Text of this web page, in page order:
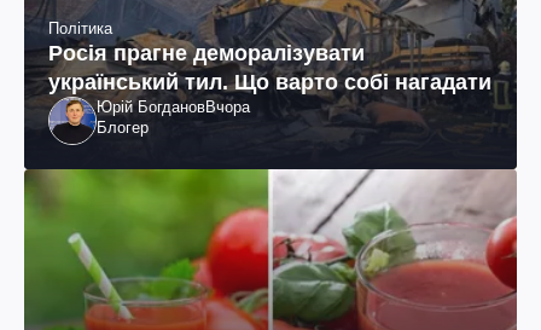
Політика
Росія прагне деморалізувати
український тил. Що варто собі нагадати
Юрій БогдановВчора
Блогер